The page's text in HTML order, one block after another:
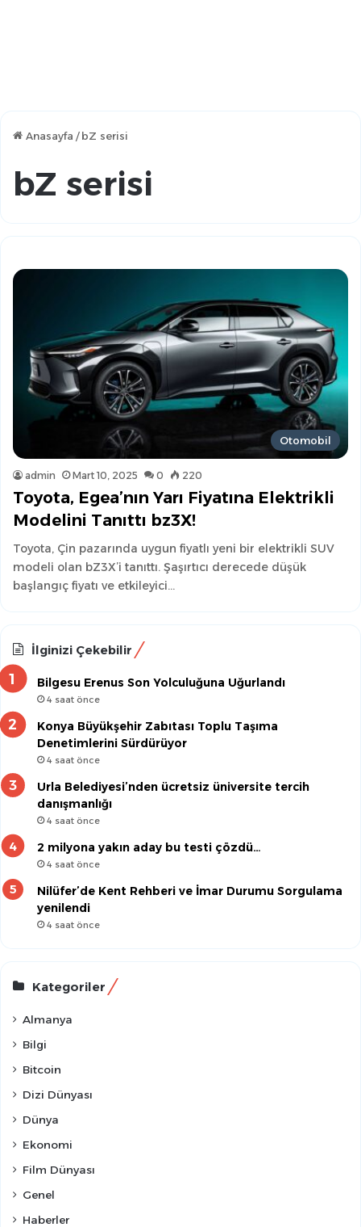
Anasayfa / bZ serisi
bZ serisi
Otomobil
admin Mart 10, 2025 0 220
Toyota, Egea’nın Yarı Fiyatına Elektrikli
Modelini Tanıttı bz3X!
Toyota, Çin pazarında uygun fiyatlı yeni bir elektrikli SUV
modeli olan bZ3X’i tanıttı. Şaşırtıcı derecede düşük
başlangıç fiyatı ve etkileyici…
İlginizi Çekebilir
Bilgesu Erenus Son Yolculuğuna Uğurlandı
4 saat önce
Konya Büyükşehir Zabıtası Toplu Taşıma
Denetimlerini Sürdürüyor
4 saat önce
Urla Belediyesi’nden ücretsiz üniversite tercih
danışmanlığı
4 saat önce
2 milyona yakın aday bu testi çözdü…
4 saat önce
Nilüfer’de Kent Rehberi ve İmar Durumu Sorgulama
yenilendi
4 saat önce
Kategoriler
Almanya
Bilgi
Bitcoin
Dizi Dünyası
Dünya
Ekonomi
Film Dünyası
Genel
Haberler